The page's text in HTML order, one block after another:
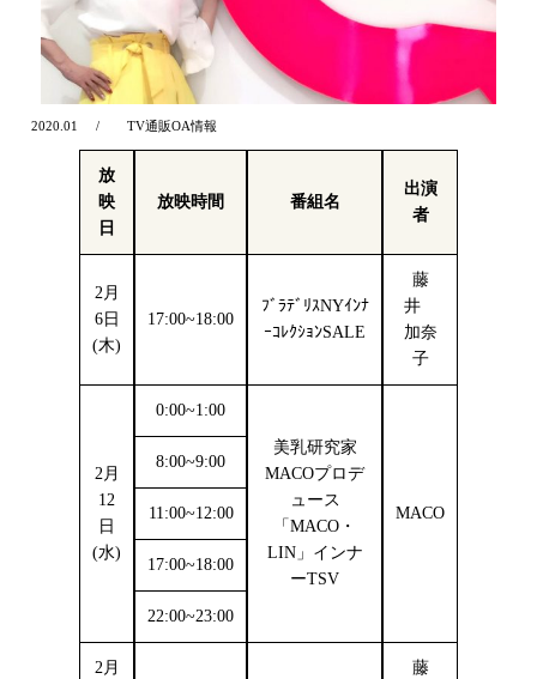
2020.01 TV通販OA情報
放
映
日
放映時間 番組名
出演
者
2月
6日
(木)
17:00~18:00
ﾌﾞﾗﾃﾞﾘｽNYｲﾝﾅ
ｰｺﾚｸｼｮﾝSALE
藤
井
加奈
子
2月
12
日
(水)
0:00~1:00
美乳研究家
MACOプロデ
ュース
「MACO・
LIN」インナ
ーTSV
MACO
8:00~9:00
11:00~12:00
17:00~18:00
22:00~23:00
2月
藤